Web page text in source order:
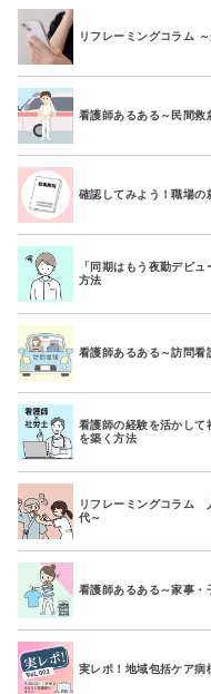
リフレーミングコラム
看護師あるある～民間救
確認してみよう！職場の
「同期はもう夜勤デビ
方法
看護師あるある～訪問看
看護師の経験を活かして
を築く方法
リフレーミングコラム
代～
看護師あるある～家事
実レポ！地域包括ケア病